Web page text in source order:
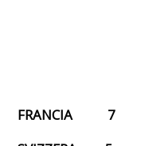
FRANCIA 7